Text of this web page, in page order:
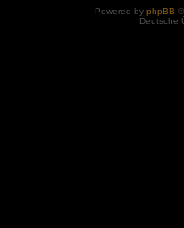
Powered by phpBB
Deutsche